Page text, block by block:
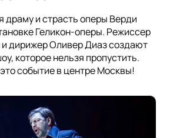
драму и страсть оперы Верди
Геликон-оперы. Режиссер
дирижер Оливер Диаз создают
которое нельзя пропустить.
событие в центре Москвы!